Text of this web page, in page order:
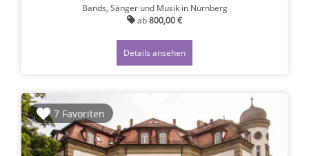
Bands, Sänger und Musik in Nürnberg
ab800,00 €
Details ansehen
7 Favoriten